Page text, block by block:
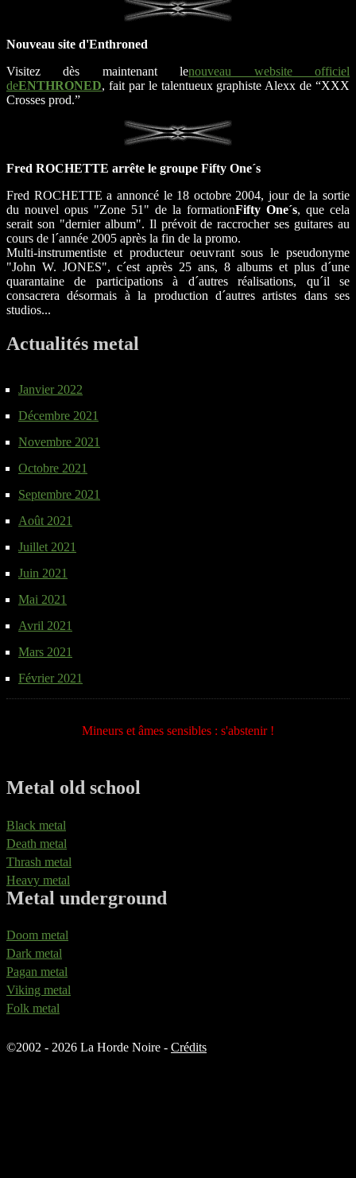
Nouveau site d'Enthroned
Visitez dès maintenant lenouveau website officiel
deENTHRONED, fait par le talentueux graphiste Alexx de “XXX
Crosses prod.”
Fred ROCHETTE arrête le groupe Fifty One´s
Fred ROCHETTE a annoncé le 18 octobre 2004, jour de la sortie
du nouvel opus "Zone 51" de la formationFifty One´s, que cela
serait son "dernier album". Il prévoit de raccrocher ses guitares au
cours de l´année 2005 après la fin de la promo.
Multi-instrumentiste et producteur oeuvrant sous le pseudonyme
"John W. JONES", c´est après 25 ans, 8 albums et plus d´une
quarantaine de participations à d´autres réalisations, qu´il se
consacrera désormais à la production d´autres artistes dans ses
studios...
Actualités metal
Janvier 2022
Décembre 2021
Novembre 2021
Octobre 2021
Septembre 2021
Août 2021
Juillet 2021
Juin 2021
Mai 2021
Avril 2021
Mars 2021
Février 2021
Mineurs et âmes sensibles : s'abstenir !
Metal old school
Black metal
Death metal
Thrash metal
Heavy metal
Metal underground
Doom metal
Dark metal
Pagan metal
Viking metal
Folk metal
©2002 - 2026 La Horde Noire - Crédits